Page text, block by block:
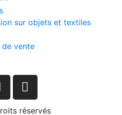
sur objets et textiles
de vente
réservés